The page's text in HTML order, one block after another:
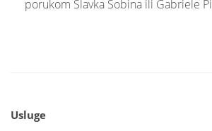
porukom Slavka Sobina ili Gabriele
Usluge